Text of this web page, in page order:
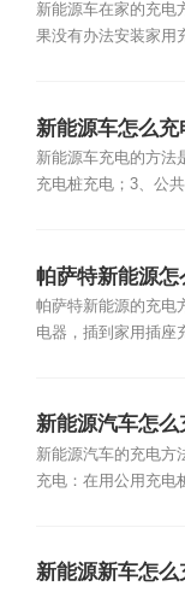
新能源车在家的充电
果没有办法安装家用
新能源车怎么充
新能源车充电的方法
充电桩充电；3、公
帕萨特新能源怎
帕萨特新能源的充电
电器，插到家用插座
新能源汽车怎么
新能源汽车的充电方
充电：在用公用充电
新能源新车怎么